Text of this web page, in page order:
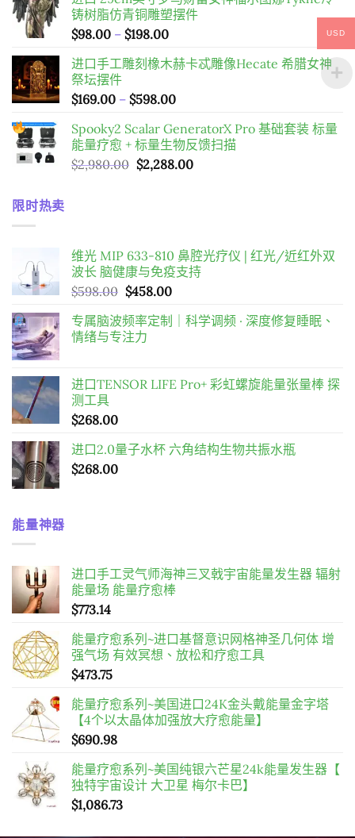
格：
$598.00。
格：
铸树脂仿青铜雕塑摆件
$98.00 – $198.00價
範
$98.00
$198.00
进口手工雕刻橡木赫卡忒雕像Hecate 希腊女神
祭坛摆件
$169.00 – $598.00價
範
圍：
$169.00
Spooky2 Scalar GeneratorX Pro 基础套装 标量
能量疗愈 + 标量生物反馈扫描
$2,980.00 原
$2,288.00目
限时热卖
维光 MIP 633-810 鼻腔光疗仪 | 红光/近红外双
波长 脑健康与免疫支持
$598.00 原
價
格：
$458.00目
價
专属脑波频率定制｜科学调频 · 深度修复睡眠、
情绪与专注力
进口TENSOR LIFE Pro+ 彩虹螺旋能量张量棒 探
测工具
$268.00
进口2.0量子水杯 六角结构生物共振水瓶
$268.00
能量神器
进口手工灵气师海神三叉戟宇宙能量发生器 辐射
能量场 能量疗愈棒
$773.14
能量疗愈系列~进口基督意识网格神圣几何体 增
强气场 有效冥想、放松和疗愈工具
$473.75
能量疗愈系列~美国进口24K金头戴能量金字塔
【4个以太晶体加强放大疗愈能量】
$690.98
能量疗愈系列~美国纯银六芒星24k能量发生器【
独特宇宙设计 大卫星 梅尔卡巴】
$1,086.73
USD